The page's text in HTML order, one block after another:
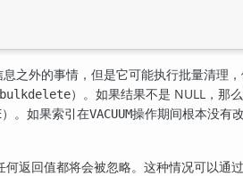
之外的事情，但是它可能执行批量清理，
）。如果结果不是 NULL，那
）。如果索引在VACUUM操作期间根本没有
何返回值都将会被忽略。这种情况可以通